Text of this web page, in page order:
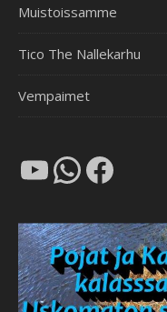
Muistoissamme
Tico The Nallekarhu
Vempaimet
YouTubeWhatsApp
Facebook